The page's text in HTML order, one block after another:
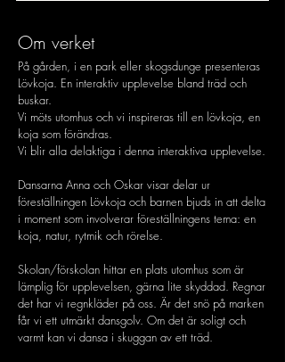
Om verket
På gården, i en park eller skogsdunge presenteras
Lövkoja. En interaktiv upplevelse bland träd och
buskar.
Vi möts utomhus och vi inspireras till en lövkoja, en
koja som förändras.
Vi blir alla delaktiga i denna interaktiva upplevelse.
Dansarna Anna och Oskar visar delar ur
föreställningen Lövkoja och barnen bjuds in att delta
i moment som involverar föreställningens tema: en
koja, natur, rytmik och rörelse.
Skolan/förskolan hittar en plats utomhus som är
lämplig för upplevelsen, gärna lite skyddad. Regnar
det har vi regnkläder på oss. Är det snö på marken
får vi ett utmärkt dansgolv. Om det är soligt och
varmt kan vi dansa i skuggan av ett träd.